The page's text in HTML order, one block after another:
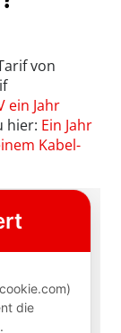
von
ein Jahr
hier: Ein Jahr
Kabel-